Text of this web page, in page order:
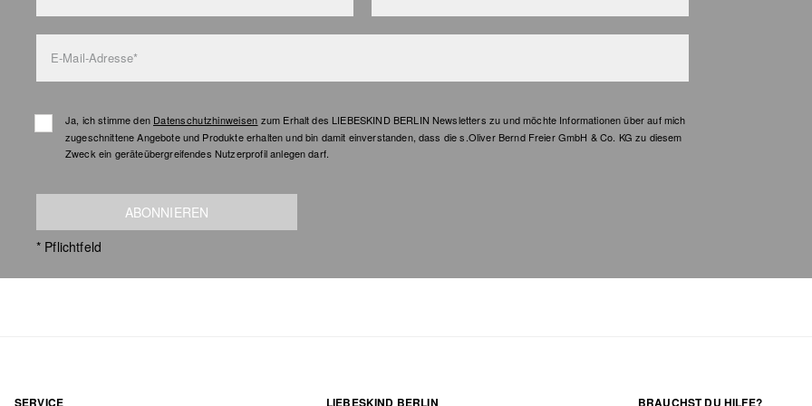
E-Mail-Adresse*
Ja, ich stimme den Datenschutzhinweisen zum Erhalt des LIEBESKIND BERLIN Newsletters zu und möchte Informationen über auf mich
zugeschnittene Angebote und Produkte erhalten und bin damit einverstanden, dass die s.Oliver Bernd Freier GmbH & Co. KG zu diesem
Zweck ein geräteübergreifendes Nutzerprofil anlegen darf.
ABONNIEREN
* Pflichtfeld
SERVICE LIEBESKIND BERLIN BRAUCHST DU HILFE?